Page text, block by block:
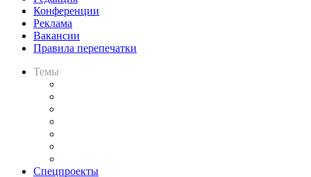
Конференции
Реклама
Вакансии
Правила перепечатки
Темы
Спецпроекты